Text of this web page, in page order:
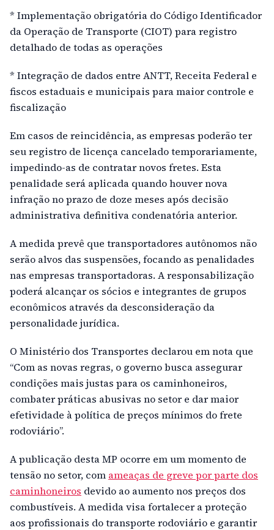
* Implementação obrigatória do Código Identificador
da Operação de Transporte (CIOT) para registro
detalhado de todas as operações
* Integração de dados entre ANTT, Receita Federal e
fiscos estaduais e municipais para maior controle e
fiscalização
Em casos de reincidência, as empresas poderão ter
seu registro de licença cancelado temporariamente,
impedindo-as de contratar novos fretes. Esta
penalidade será aplicada quando houver nova
infração no prazo de doze meses após decisão
administrativa definitiva condenatória anterior.
A medida prevê que transportadores autônomos não
serão alvos das suspensões, focando as penalidades
nas empresas transportadoras. A responsabilização
poderá alcançar os sócios e integrantes de grupos
econômicos através da desconsideração da
personalidade jurídica.
O Ministério dos Transportes declarou em nota que
“Com as novas regras, o governo busca assegurar
condições mais justas para os caminhoneiros,
combater práticas abusivas no setor e dar maior
efetividade à política de preços mínimos do frete
rodoviário”.
A publicação desta MP ocorre em um momento de
tensão no setor, com ameaças de greve por parte dos
caminhoneiros devido ao aumento nos preços dos
combustíveis. A medida visa fortalecer a proteção
aos profissionais do transporte rodoviário e garantir